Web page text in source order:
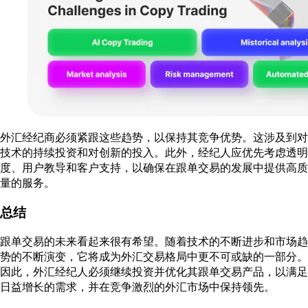
外汇经纪商必须紧跟这些趋势，以保持其竞争优势。这涉及到对
技术的持续投资和对创新的投入。此外，经纪人应优先考虑透明
度、用户教导和客户支持，以确保在跟单交易的发展中提供高质
量的服务。
总结
跟单交易的未来看起来很有希望。随着技术的不断进步和市场趋
势的不断演变，它将成为外汇交易格局中更不可或缺的一部分。
因此，外汇经纪人必须继续投资并优化其跟单交易产品，以满足
日益增长的需求，并在竞争激烈的外汇市场中保持领先。